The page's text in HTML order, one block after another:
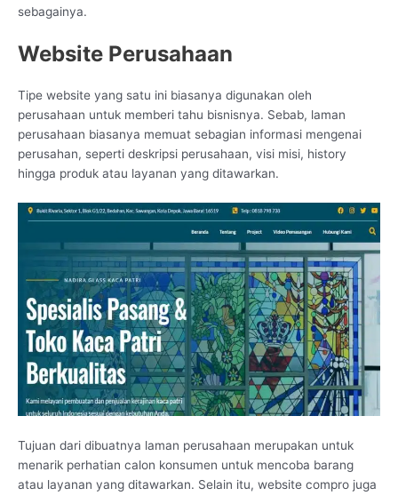
sebagainya.
Website Perusahaan
Tipe website yang satu ini biasanya digunakan oleh
perusahaan untuk memberi tahu bisnisnya. Sebab, laman
perusahaan biasanya memuat sebagian informasi mengenai
perusahan, seperti deskripsi perusahaan, visi misi, history
hingga produk atau layanan yang ditawarkan.
Tujuan dari dibuatnya laman perusahaan merupakan untuk
menarik perhatian calon konsumen untuk mencoba barang
atau layanan yang ditawarkan. Selain itu, website compro juga